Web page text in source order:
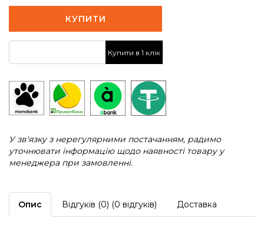
КУПИТИ
Купити в 1 клік
У зв'язку з нерегулярними постачанням, радимо
уточнювати інформацію щодо наявності товару у
менеджера при замовленні.
Опис Відгуків (0) (0 відгуків) Доставка